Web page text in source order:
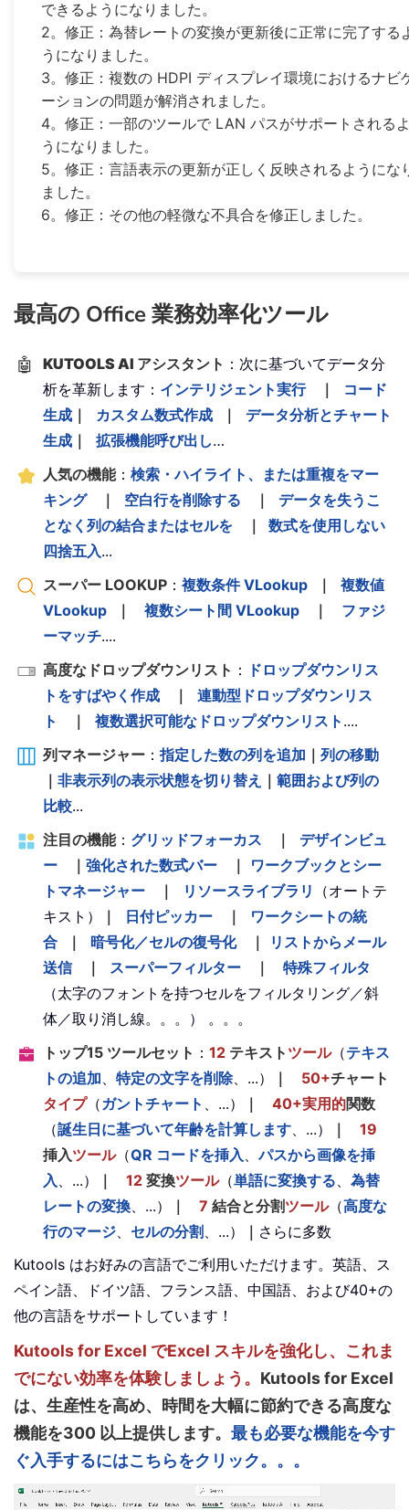
できるようになりました。
2。修正：為替レートの変換が更新後に正常に完了する
うになりました。
3。修正：複数の HDPI ディスプレイ環境におけるナビ
ーションの問題が解消されました。
4。修正：一部のツールで LAN パスがサポートされる
うになりました。
5。修正：言語表示の更新が正しく反映されるようにな
ました。
6。修正：その他の軽微な不具合を修正しました。
最高の Office 業務効率化ツール
🤖 KUTOOLS AI アシスタント ：次に基づいてデータ分
析を革新します： インテリジェント実行 ｜
コード
生成 ｜ カスタム数式作成 ｜
データ分析とチャート
生成 ｜ 拡張機能呼び出し…
人気の機能： 検索・ハイライト、または重複をマー
キング
｜ 空白行を削除する ｜
データを失うこ
となく列の結合またはセルを
｜
数式を使用しない
四捨五入...
スーパー LOOKUP ： 複数条件 VLookup ｜
複数値
VLookup
｜ 複数シート間 VLookup ｜
ファジ
ーマッチ....
高度なドロップダウンリスト ： ドロップダウンリス
トをすばやく作成
｜
連動型ドロップダウンリス
ト
｜ 複数選択可能なドロップダウンリスト ....
列マネージャー ： 指定した数の列を追加 ｜ 列の移動
｜ 非表示列の表示状態を切り替え ｜ 範囲および列の
比較...
注目の機能： グリッドフォーカス ｜
デザインビュ
ー
｜ 強化された数式バー ｜
ワークブックとシー
トマネージャー
｜ リソースライブラリ
（オートテ
キスト）
｜ 日付ピッカー ｜
ワークシートの統
合
｜ 暗号化／セルの復号化 ｜
リストからメール
送信
｜ スーパーフィルター ｜
特殊フィルタ
（太字のフォントを持つセルをフィルタリング／斜
体／取り消し線。。。） 。。。
トップ15 ツールセット ： 12 テキスト ツール（テキス
トの追加、 特定の文字を削除、...） ｜ 50+チャート
タイプ（ガントチャート 、...） ｜ 40+実用的関数
（誕生日に基づいて年齢を計算します、...） ｜
19
挿入ツール（QR コードを挿入、パスから画像を挿
入、...） ｜ 12 変換ツール（単語に変換する、 為替
レートの変換、...） ｜ 7 結合と分割ツール（高度な
行のマージ、 セルの分割 、...） ｜ さらに多数
Kutools はお好みの言語でご利用いただけます。英語、ス
ペイン語、ドイツ語、フランス語、中国語、および40+の
他の言語をサポートしています！
Kutools for Excel でExcel スキルを強化し、これま
でにない効率を体験しましょう。 Kutools for Excel
は、生産性を高め、時間を大幅に節約できる高度な
機能を300 以上提供します。 最も必要な機能を今す
ぐ入手するにはこちらをクリック。。。